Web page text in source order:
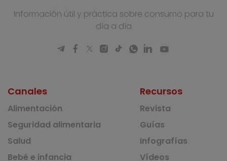
Información útil y práctica sobre consumo para tu
día a día
Canales
Alimentación
Seguridad alimentaria
Salud
Bebé e infancia
Recursos
Revista
Guías
Infografías
Vídeos